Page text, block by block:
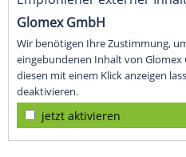
Glomex GmbH
Wir benötigen Ihre Zustimmung,
eingebundenen Inhalt von Glomex
diesen mit einem Klick anzeigen
deaktivieren.
jetzt aktivieren